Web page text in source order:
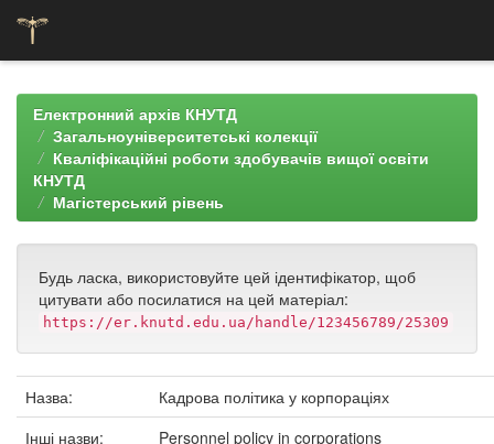
navigationЕлектронний архів КНУТД
Загальноуніверситетські колекції
Кваліфікаційні роботи здобувачів вищої освіти
КНУТД
Магістерський рівень
Будь ласка, використовуйте цей ідентифікатор, щоб
цитувати або посилатися на цей матеріал:
https://er.knutd.edu.ua/handle/123456789/25309
Назва:
Кадрова політика у корпораціях
Інші назви:
Personnel policy in corporations